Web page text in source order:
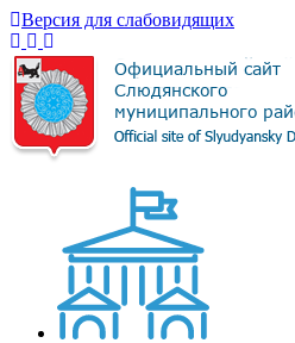
Версия для слабовидящих